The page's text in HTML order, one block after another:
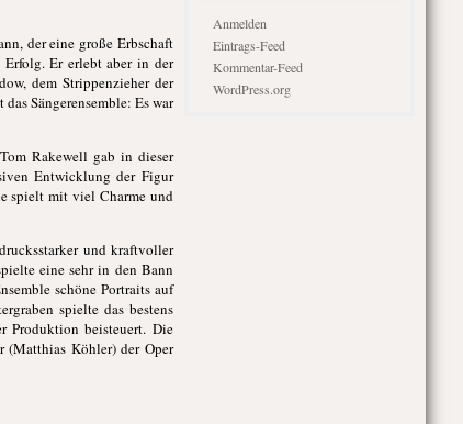
der eine große Erbschaft
Er erlebt aber in der
dem Strippenzieher der
Sängerensemble: Es war
Rakewell gab in dieser
Entwicklung der Figur
spielt mit viel Charme und
und kraftvoller
eine sehr in den Bann
schöne Portraits auf
spielte das bestens
Produktion beisteuert. Die
Köhler) der Oper
Anmelden
Eintrags-Feed
Kommentar-Feed
WordPress.org